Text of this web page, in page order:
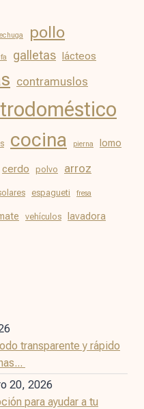
pollo
galletas lácteos
contramuslos
cocina pierna lomo
cerdo polvo arroz
espagueti fresa
vehículos lavadora
transparente y rápido
20, 2026
para ayudar a tu